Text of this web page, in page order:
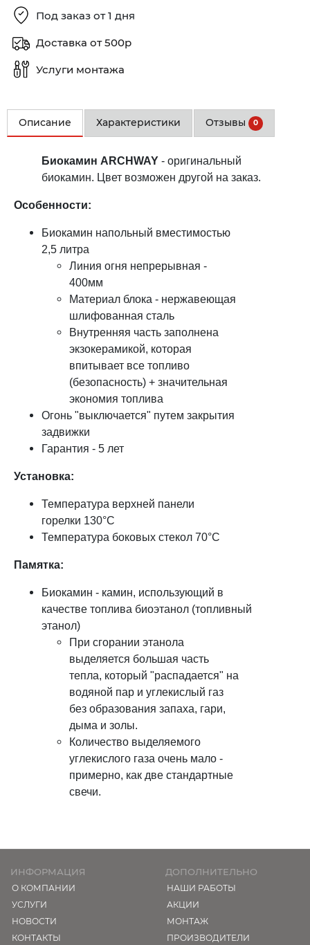
Под заказ от 1 дня
Доставка от 500р
Услуги монтажа
Описание Характеристики Отзывы 0
Биокамин ARCHWAY - оригинальный
биокамин. Цвет возможен другой на заказ.
Особенности:
Биокамин напольный вместимостью
2,5 литра
Линия огня непрерывная -
400мм​
​Материал блока - нержавеющая
шлифованная сталь
Внутренняя часть заполнена
экзокерамикой, которая
впитывает все топливо
(безопасность) + значительная
экономия топлива
​Огонь "выключается" путем закрытия
задвижки​
Гарантия - 5 лет
Установка:
Температура верхней панели
горелки 130°C
Температура боковых стекол 70°C
Памятка:
Биокамин - камин, использующий в
качестве топлива биоэтанол (топливный
этанол)
При сгорании этанола
выделяется большая часть
тепла, который "распадается" на
водяной пар и углекислый газ
без образования запаха, гари,
дыма и золы.
Количество выделяемого
углекислого газа очень мало -
примерно, как две стандартные
свечи.
ИНФОРМАЦИЯ
О КОМПАНИИ
УСЛУГИ
НОВОСТИ
КОНТАКТЫ
ДОПОЛНИТЕЛЬНО
НАШИ РАБОТЫ
АКЦИИ
МОНТАЖ
ПРОИЗВОДИТЕЛИ